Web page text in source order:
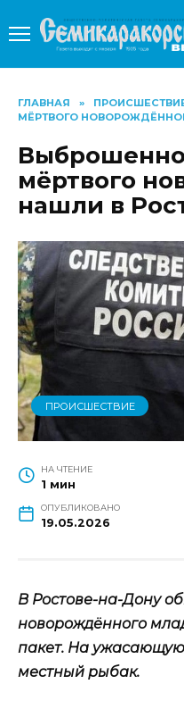
содержанию
ГЛАВНАЯ »
МЁРТВОГО
мёртвого
нашли в
ПРОИСШЕСТВИЕ
НА ЧТЕНИЕ
1 мин
ОПУБЛИКОВАНО
19.05.2026
В Ростове-на-Дону
новорождённого
пакет. На ужасающую
местный рыбак.